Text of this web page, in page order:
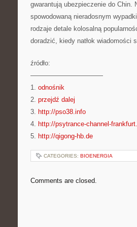
gwarantują ubezpieczenie do
spowodowaną nieradosnym
rodzaje detale kolosalną
doradzić, kiedy natłok wiadomości
źródło:
———————————
1. odnośnik
2. przejdź dalej
3. http://pso38.info
4. http://psytrance-channel-
5. http://qigong-hb.de
CATEGORIES: BIOENERGIA
Comments are closed.